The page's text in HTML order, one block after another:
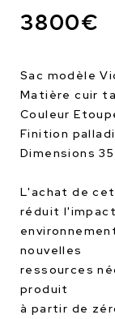
3800€
Sac modèle
Matière cuir
Couleur
Finition
Dimensions 35
L'achat de
réduit l'impact
nouvelles
ressources
produit
à partir de